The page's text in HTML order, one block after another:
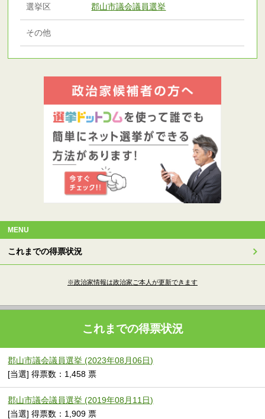
選挙区 郡山市議会議員選挙
その他
MENU
これまでの得票状況
※政治家情報は政治家ご本人が更新できます
これまでの得票状況
郡山市議会議員選挙 (2023年08月06日)
[当選] 得票数：1,458 票
郡山市議会議員選挙 (2019年08月11日)
[当選] 得票数：1,909 票